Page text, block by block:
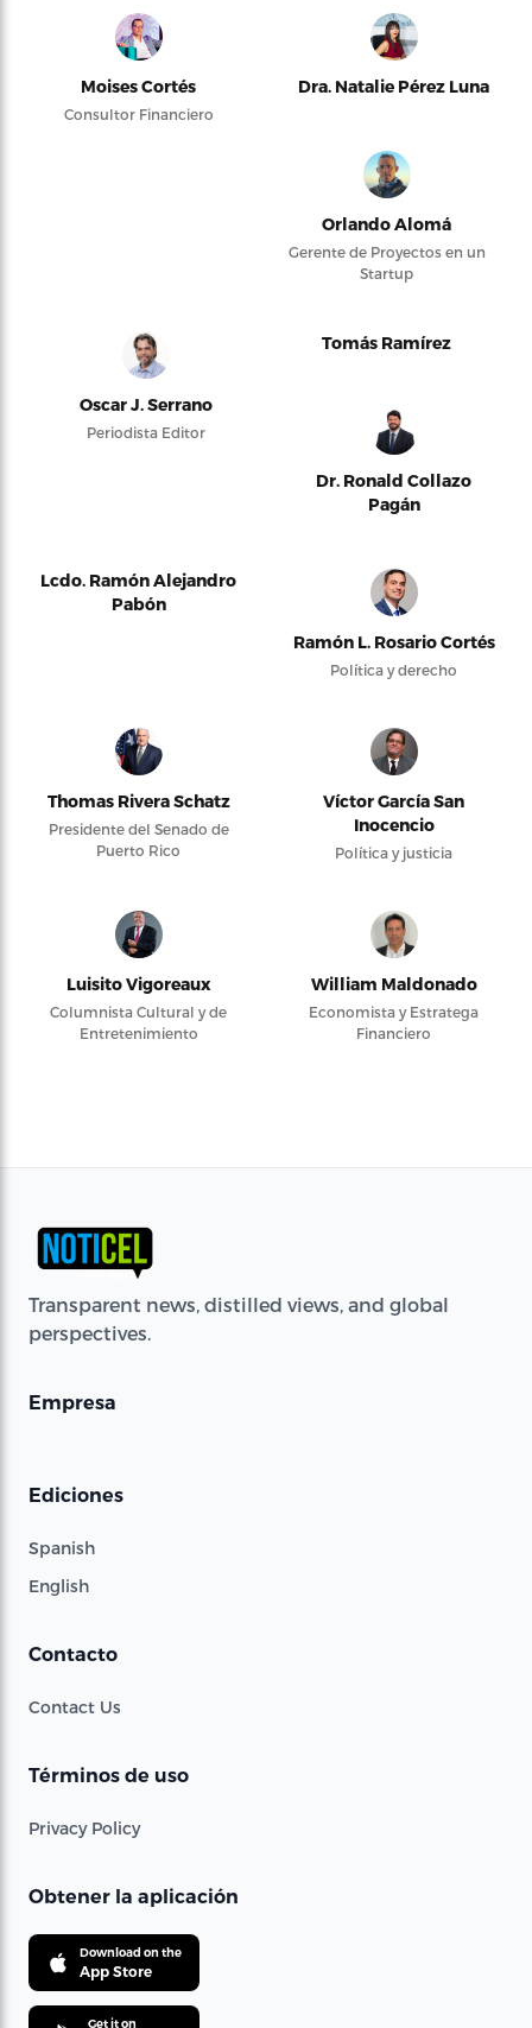
Moises Cortés
Consultor Financiero
Dra. Natalie Pérez Luna
Orlando Alomá
Gerente de Proyectos en un
Startup
Oscar J. Serrano
Periodista Editor
Tomás Ramírez
Dr. Ronald Collazo
Pagán
Lcdo. Ramón Alejandro
Pabón
Ramón L. Rosario Cortés
Política y derecho
Thomas Rivera Schatz
Presidente del Senado de
Puerto Rico
Víctor García San
Inocencio
Política y justicia
Luisito Vigoreaux
Columnista Cultural y de
Entretenimiento
William Maldonado
Economista y Estratega
Financiero
Transparent news, distilled views, and global
perspectives.
Empresa
Ediciones
Spanish
English
Contacto
Contact Us
Términos de uso
Privacy Policy
Obtener la aplicación
Download on the
App Store
Get it on